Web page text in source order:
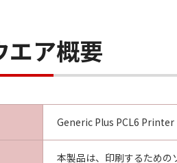
shall be null and void with
in full force and effect.
THE BUTTON INDICATING
YOU ALSO AGREE THAT
エア概要
Generic Plus PCL6 Printer
本製品は、印刷するための